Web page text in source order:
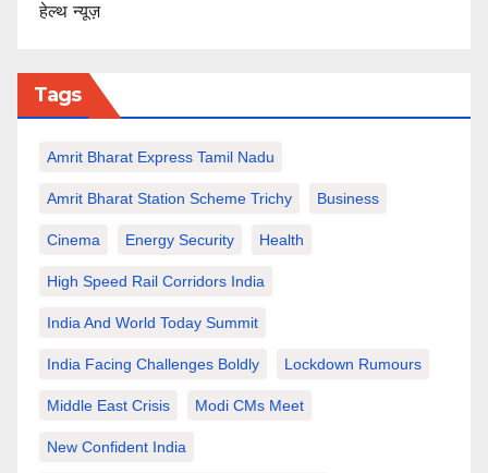
हेल्थ न्यूज़
Tags
Amrit Bharat Express Tamil Nadu
Amrit Bharat Station Scheme Trichy Business
Cinema Energy Security Health
High Speed Rail Corridors India
India And World Today Summit
India Facing Challenges Boldly Lockdown Rumours
Middle East Crisis Modi CMs Meet
New Confident India